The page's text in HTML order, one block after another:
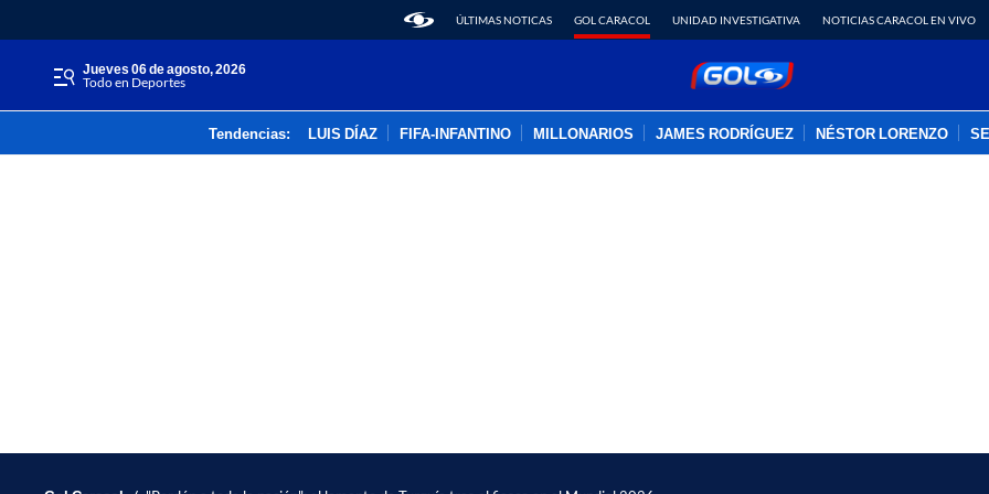
ÚLTIMAS NOTICAS GOL CARACOL UNIDAD INVESTIGATIVA NOTICIAS CARACOL EN VIVO
jueves 06 de agosto, 2026
Todo en Deportes
Tendencias: LUIS DÍAZ FIFA-INFANTINO MILLONARIOS JAMES RODRÍGUEZ NÉSTOR LORENZO